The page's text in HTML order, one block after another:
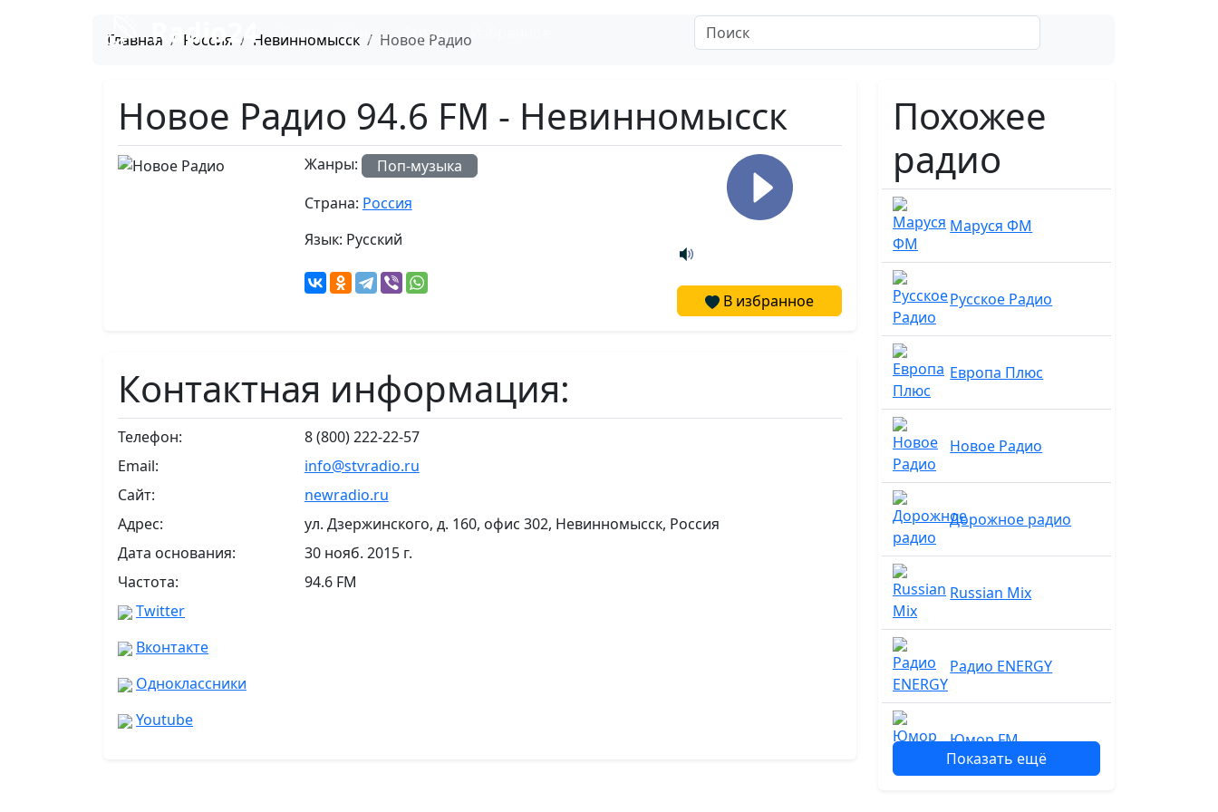
Radio24 Радио Жанры Страны
Главная Россия Невинномысск Новое Радио
Новое Радио 94.6 FM - Невинномысск
Жанры:
Поп-музыка
Страна: Россия
Язык: Русский
В избранное
Контактная информация:
Телефон:
8 (800) 222-22-57
Email:
info@stvradio.ru
Сайт:
newradio.ru
Адрес:
ул. Дзержинского, д. 160, офис 302, Невинномысск, Россия
Дата основания:
30 нояб. 2015 г.
Частота:
94.6 FM
Twitter
Вконтакте
Одноклассники
Youtube
Похожее
радио
Маруся ФМ
Русское Радио
Европа Плюс
Новое Радио
Дорожное радио
Russian Mix
Радио ENERGY
Юмор FM
Показать ещё